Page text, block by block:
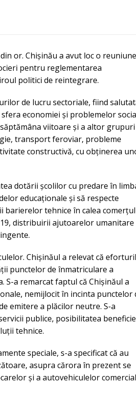
or. Chișinău a avut loc o reuniune
pentru reglementarea
politici de reintegrare.
de lucru sectoriale, fiind
economiei și problemelor
viitoare și a altor grupuri
transport feroviar, probleme
constructivă, cu obținerea
dotării școlilor cu predare în
educaționale și să respecte
tehnice în calea
distribuirii ajutoarelor umanitare
Chișinăul a relevat că
punctelor de înmatriculare a
a remarcat faptul că Chișinăul a
nemijlocit în incinta punctelor
emitere a plăcilor neutre. S-a
publice, posibilitatea
tehnice.
speciale, s-a specificat că au
asupra cărora în prezent se
și a autovehiculelor